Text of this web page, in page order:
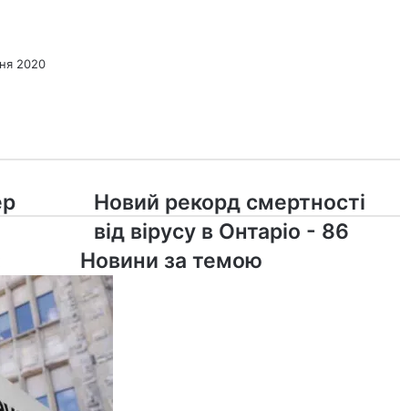
2020
Новий
рекорд
смертності
від
вірусу
в
Онтаріо
Новий рекорд смертності
від вірусу в Онтаріо - 86
Новини за темою